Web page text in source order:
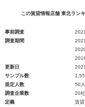
この賃貸情報店舗 東北ラン
事前調査
調査期間
更新日
サンプル数
規定人数
50
調査企業数
20社
定義
賃